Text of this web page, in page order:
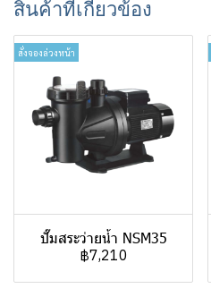
สินค้าที่เกี่ยวข้อง
สั่งจองล่วงหน้า
ปั๊มสระว่ายน้ำ NSM35
฿7,210